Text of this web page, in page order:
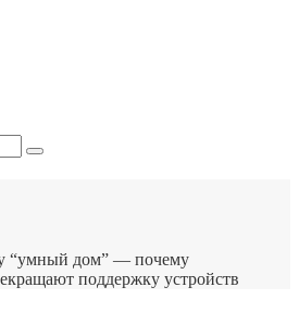
“умный дом” — почему
поддержку устройств